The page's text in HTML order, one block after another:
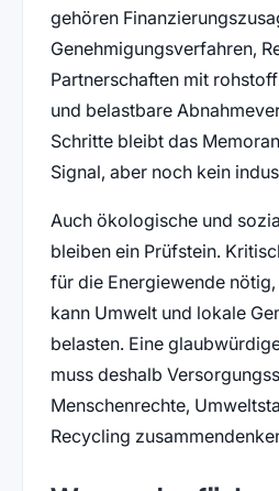
gehören
Genehmigungsverfahren,
Partnerschaften mit
und belastbare
Schritte bleibt das
Signal, aber noch kein
Auch ökologische und
bleiben ein Prüfstein.
für die Energiewende
kann Umwelt und lokale
belasten. Eine
muss deshalb
Menschenrechte,
Recycling